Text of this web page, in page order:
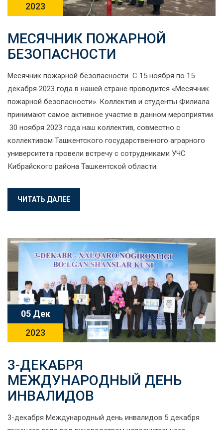
2023
МЕСЯЧНИК ПОЖАРНОЙ
БЕЗОПАСНОСТИ
Месячник пожарной безопасности С 15 ноября по 15
декабря 2023 года в нашей стране проводится «Месячник
пожарной безопасности». Коллектив и студенты Филиала
принимают самое активное участие в данном мероприятии.
30 ноября 2023 года наш коллектив, совместно с
коллективом Ташкентского государственного аграрного
университета провели встречу с сотрудниками УЧС
Кибрайского района Ташкентской области.
ЧИТАТЬ ДАЛЕЕ
05 Дек
2023
3-ДЕКАБРЯ
МЕЖДУНАРОДНЫЙ ДЕНЬ
ИНВАЛИДОВ
3-декабря Международный день инвалидов 5 декабря